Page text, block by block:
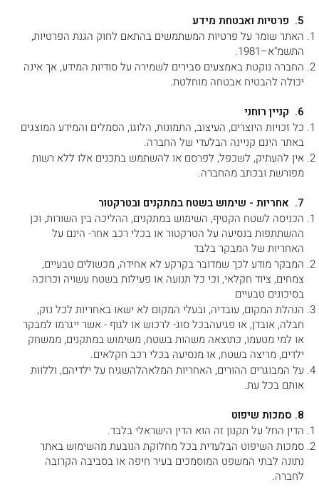
5. פרטיות ואבטחת מידע
האתר שומר על פרטיות המשתמשים בהתאם לחוק הגנת הפרטיות,
התשמ"א–1981.
החברה נוקטת באמצעים סבירים לשמירה על סודיות המידע, אך אינה
יכולה להבטיח אבטחה מוחלטת.
6. קניין רוחני
כל זכויות היוצרים, העיצוב, התמונות, הלוגו, הסמלים והמידע המוצגים
באתר הינם קניינה הבלעדי של החברה.
אין להעתיק, לשכפל, לפרסם או להשתמש בתכנים אלו ללא רשות
מפורשת ובכתב מהחברה.
7. אחריות - שימוש בשטח במתקנים ובטרקטור
הכניסה לשטח הקטיף, השימוש במתקנים, ההליכה בין השורות, וכן
ההשתתפות בנסיעה על הטרקטור או בכלי רכב אחר- הינם על
האחריות של המבקר בלבד
המבקר מודע לכך שמדובר בקרקע לא אחידה, מכשולים טבעיים,
צמחים, ציוד חקלאי, וכי כל תנועה או פעילות בשטח עשויה וכרוכה
בסיכונים טבעיים
הנהלת המקום, עובדיה, ובעלי המקום לא ישאו באחריות לכל נזק,
חבלה, אובדן, או פגיעהבכל סוג- לרכוש או לגוף - אשר ייגרמו למבקר
או למי מטעמו, כתוצאה משהות בשטח, משימוש במתקנים, ממשחק
ילדים, מריצה בשטח, או מנסיעה בכלי רכב חקלאים.
על המבוגרים ההורים, האחריות המלאהלהשגיח על ילדיהם, וללוות
אותם בכל עת.
8. סמכות שיפוט
הדין החל על תקנון זה הוא הדין הישראלי בלבד.
סמכות השיפוט הבלעדית בכל מחלוקת הנובעת מהשימוש באתר
נתונה לבתי המשפט המוסמכים בעיר חיפה או בסביבה הקרובה
לחברה.